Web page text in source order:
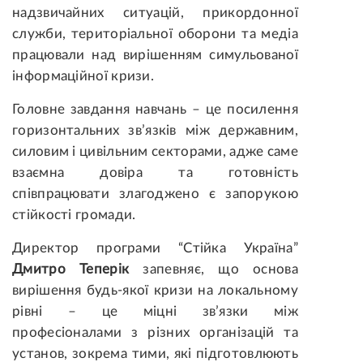
надзвичайних ситуацій, прикордонної
служби, територіальної оборони та медіа
працювали над вирішенням симульованої
інформаційної кризи.
Головне завдання навчань – це посилення
горизонтальних зв’язків між державним,
силовим і цивільним секторами, адже саме
взаємна довіра та готовність
співпрацювати злагоджено є запорукою
стійкості громади.
Директор програми “Стійка Україна”
Дмитро Теперік запевняє, що основа
вирішення будь-якої кризи на локальному
рівні – це міцні зв’язки між
професіоналами з різних організацій та
установ, зокрема тими, які підготовлюють